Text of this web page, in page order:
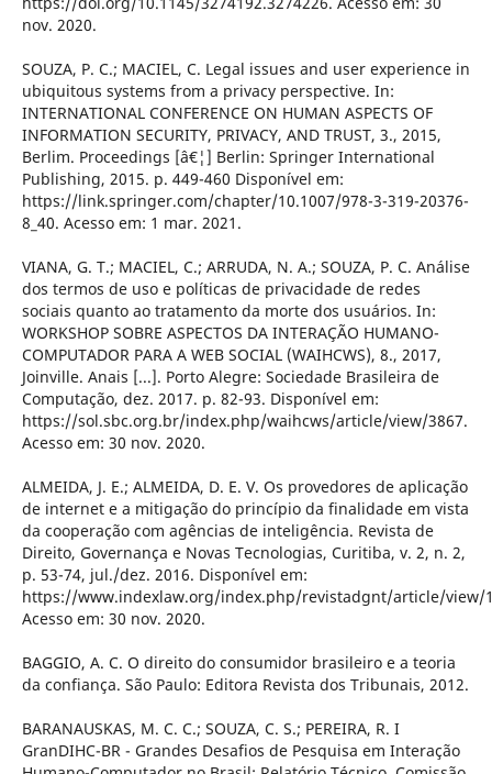
nov. 2020.
SOUZA, P. C.; MACIEL, C. Legal issues and user experience in
ubiquitous systems from a privacy perspective. In:
INTERNATIONAL CONFERENCE ON HUMAN ASPECTS OF
INFORMATION SECURITY, PRIVACY, AND TRUST, 3., 2015,
Berlim. Proceedings [â€¦] Berlin: Springer International
Publishing, 2015. p. 449-460 Disponível em:
https://link.springer.com/chapter/10.1007/978-3-319-20376-
8_40. Acesso em: 1 mar. 2021.
VIANA, G. T.; MACIEL, C.; ARRUDA, N. A.; SOUZA, P. C. Análise
dos termos de uso e políticas de privacidade de redes
sociais quanto ao tratamento da morte dos usuários. In:
WORKSHOP SOBRE ASPECTOS DA INTERAÇÃO HUMANO-
COMPUTADOR PARA A WEB SOCIAL (WAIHCWS), 8., 2017,
Joinville. Anais [...]. Porto Alegre: Sociedade Brasileira de
Computação, dez. 2017. p. 82-93. Disponível em:
https://sol.sbc.org.br/index.php/waihcws/article/view/3867.
Acesso em: 30 nov. 2020.
ALMEIDA, J. E.; ALMEIDA, D. E. V. Os provedores de aplicação
de internet e a mitigação do princípio da finalidade em vista
da cooperação com agências de inteligência. Revista de
Direito, Governança e Novas Tecnologias, Curitiba, v. 2, n. 2,
p. 53-74, jul./dez. 2016. Disponível em:
https://www.indexlaw.org/index.php/revistadgnt/article/view/
Acesso em: 30 nov. 2020.
BAGGIO, A. C. O direito do consumidor brasileiro e a teoria
da confiança. São Paulo: Editora Revista dos Tribunais, 2012.
BARANAUSKAS, M. C. C.; SOUZA, C. S.; PEREIRA, R. I
GranDIHC-BR - Grandes Desafios de Pesquisa em Interação